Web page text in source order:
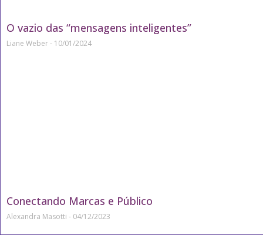
O vazio das “mensagens inteligentes”
Liane Weber 10/01/2024
Conectando Marcas e Público
Alexandra Masotti 04/12/2023